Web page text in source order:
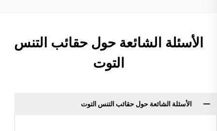
الأسئلة الشائعة حول حقائب التنس
التوت
الأسئلة الشائعة حول حقائب التنس التوت